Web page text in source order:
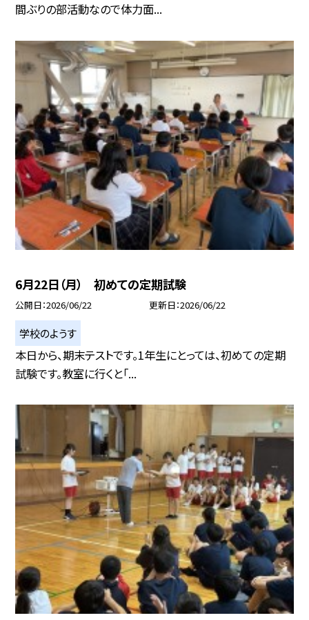
間ぶりの部活動なので体力面...
6月22日（月） 初めての定期試験
公開日 2026/06/22 更新日 2026/06/22
学校のようす
本日から、期末テストです。1年生にとっては、初めての定期
試験です。教室に行くと「...